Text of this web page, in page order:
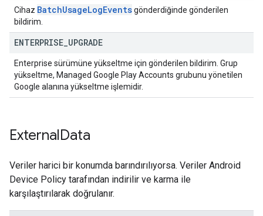
Cihaz BatchUsageLogEventsgönderdiğinde gönderilen
bildirim.
ENTERPRISE UPGRADE
Enterprise sürümüne yükseltme için gönderilen bildirim. Grup
yükseltme, Managed Google Play Accounts grubunu yönetilen
Google alanına yükseltme işlemidir.
ExternalData
Veriler harici bir konumda barındırılıyorsa. Veriler Android
Device Policy tarafından indirilir ve karma ile
karşılaştırılarak doğrulanır.